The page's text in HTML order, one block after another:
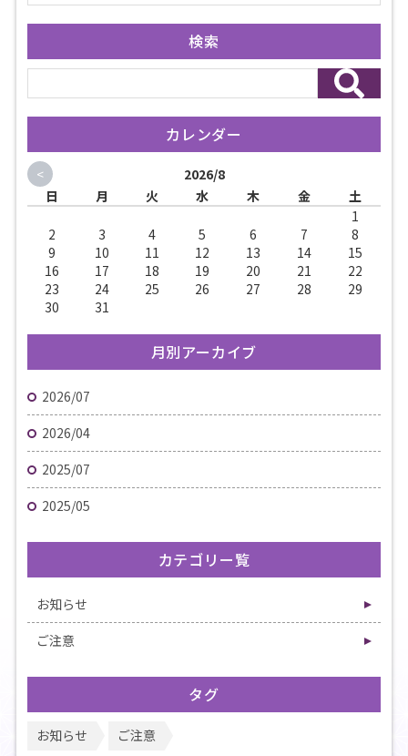
検索
カレンダー
<
2026/8
日
月 火 水 木 金
土
1
2
3 4 5 6 7
8
9
10 11 12 13 14
15
16
17 18 19 20 21
22
23
24 25 26 27 28
29
30
31
月別アーカイブ
2026/07
2026/04
2025/07
2025/05
カテゴリー覧
お知らせ
ご注意
タグ
お知らせ ご注意